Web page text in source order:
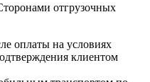
отгрузочных
оплаты на условиях
клиентом